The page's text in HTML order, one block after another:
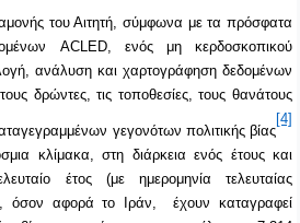
του Αιτητή, σύμφωνα με τα πρόσφατα
ACLED, ενός μη κερδοσκοπικού
ανάλυση και χαρτογράφηση δεδομένων
δρώντες, τις τοποθεσίες, τους θανάτους
γεγονότων πολιτικής βίας
[4]
κλίμακα, στη διάρκεια ενός έτους και
έτος (με ημερομηνία τελευταίας
όσον αφορά το Ιράν, έχουν καταγραφεί